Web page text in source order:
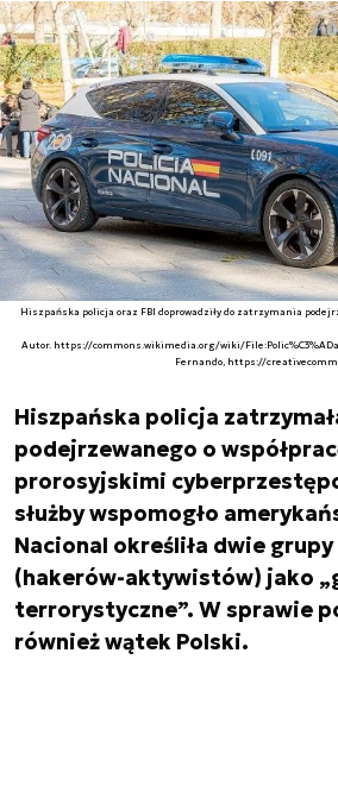
Hiszpańska policja oraz FBI doprowadziły do zatrzymania
Autor. https://commons.wikimedia.org/wiki/
Fernando, https://
Hiszpańska policja
podejrzewanego o
prorosyjskimi
służby wspomogło
Nacional określiła dwie
(hakerów-aktywistów) jako
terrorystyczne”. W sprawie
również wątek Polski.